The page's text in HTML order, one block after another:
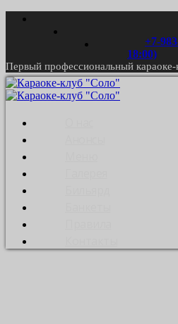
+7-
18:00)
Первый профессиональный караоке-